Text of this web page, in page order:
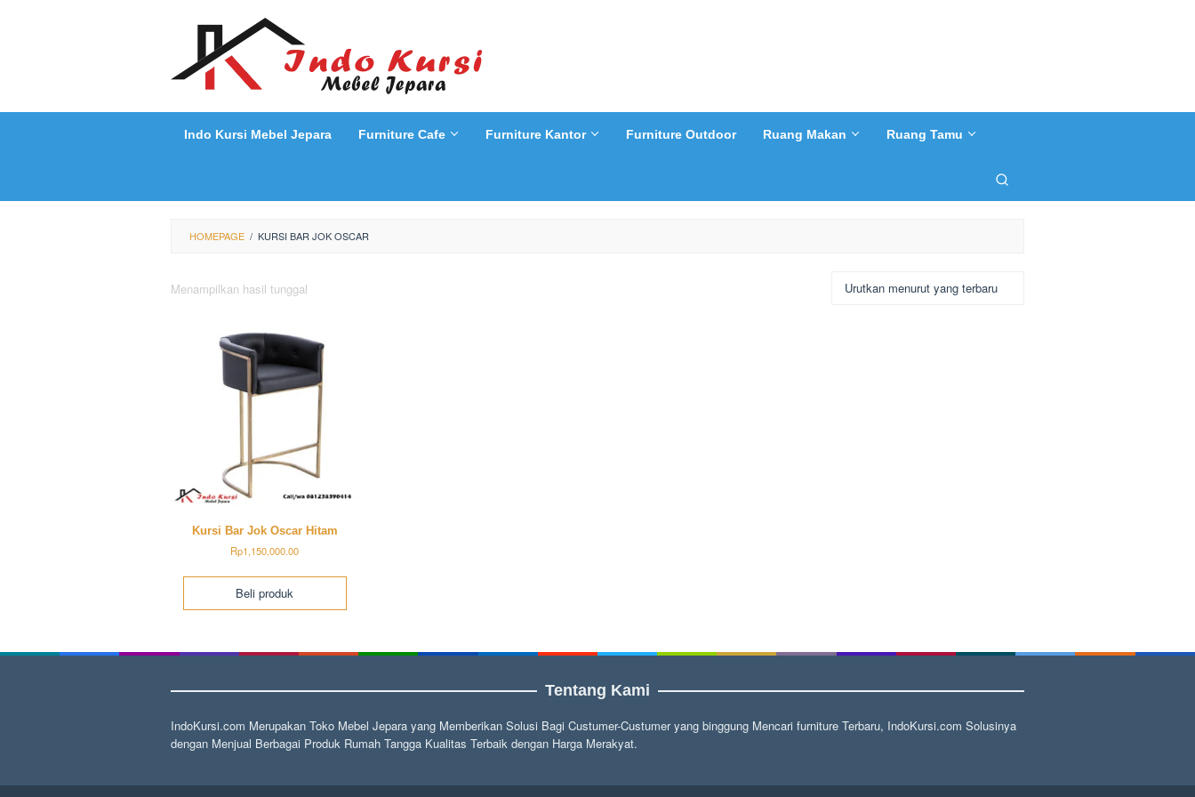
Indo Kursi Mebel Jepara Furniture Cafe Furniture Kantor Furniture Outdoor Ruang Makan Ruang Tamu
HOMEPAGE / KURSI BAR JOK OSCAR
Menampilkan hasil tunggal
Kursi Bar Jok Oscar Hitam
Rp1,150,000.00
Beli produk
Tentang Kami
IndoKursi.com Merupakan Toko Mebel Jepara yang Memberikan Solusi Bagi Custumer-Custumer yang binggung Mencari furniture Terbaru, IndoKursi.com Solusinya
dengan Menjual Berbagai Produk Rumah Tangga Kualitas Terbaik dengan Harga Merakyat.